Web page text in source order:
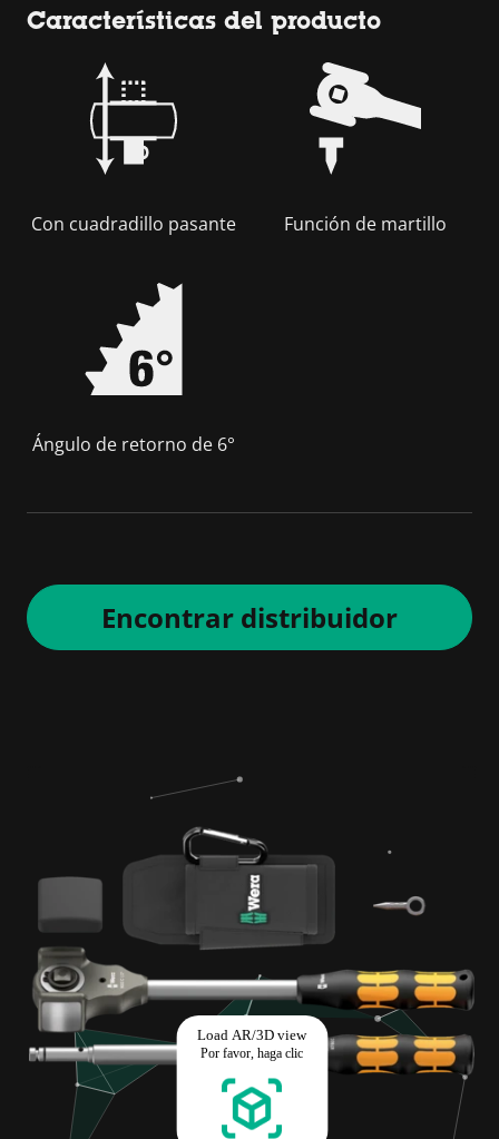
Características del producto
Con cuadradillo pasante Función de martillo
Ángulo de retorno de 6°
Encontrar distribuidor